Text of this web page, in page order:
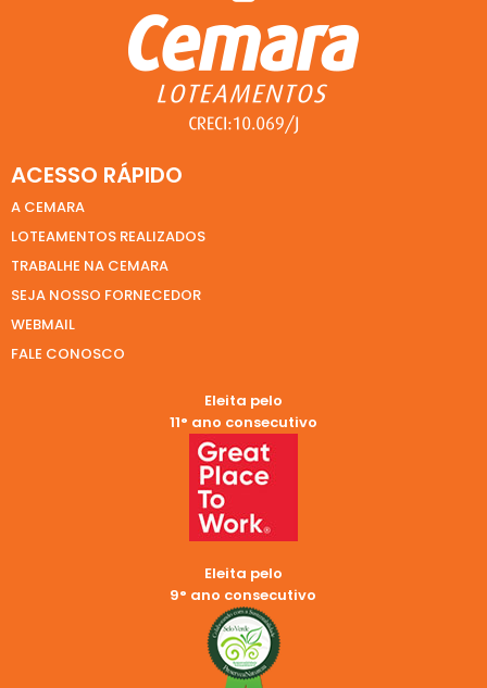
ACESSO RÁPIDO
A CEMARA
LOTEAMENTOS REALIZADOS
TRABALHE NA CEMARA
SEJA NOSSO FORNECEDOR
WEBMAIL
FALE CONOSCO
Eleita pelo
11° ano consecutivo
Eleita pelo
9° ano consecutivo